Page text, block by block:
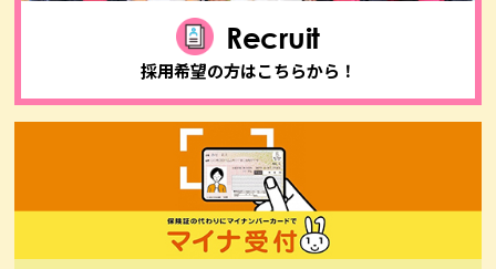
Recruit
採用希望の方はこちらから！